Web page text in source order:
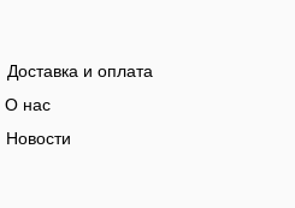
Доставка и оплата
О нас
Новости